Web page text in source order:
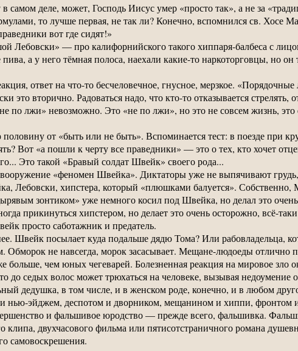
самом деле, может, Господь Иисус умер «просто так», а не за
то лучше первая, не так ли? Конечно, вспомнился св. Хосе
вот где сидят!»
— про калифорнийского такого хиппаря-балбеса с
а у него тёмная полоса, наехали какие-то наркоторговцы, но он
ответ на что-то бесчеловечное, гнусное, мерзкое.
вторично. Радоваться надо, что кто-то отказывается стрелять,
по лжи» невозможно. Это «не по лжи», но это не совсем жизнь, это
от «быть или не быть». Вспоминается тест: в поезде при
Вот «а пошли к черту все праведники» — это о тех, кто хочет
Это такой «Бравый солдат Швейк» своего рода...
«феномен Швейка». Диктаторы уже не выпячивают
Лебовски, хипстера, который «плюшками балуется». Собственно,
зонтиком» уже немного косил под Швейка, но делал это очень
прикинуться хипстером, но делает это очень осторожно, всё-
просто саботажник и предатель.
Швейк посылает куда подальше дядю Тома? Или рабовладельца,
не навсегда, морок засасывает. Мещане-людоеды отлично
чем юных чегеварей. Болезненная реакция на мировое зло
до седых волос может трюхаться на человеке, вызывая
дедушка, в том числе, и в женском роде, конечно, и в любом
нью-эйджем, деспотом и дворником, мещанином и хиппи, фронтом
и фальшивое юродство — прежде всего, фальшивка.
двухчасового фильма или пятисотстраничного романа
самовоскрешения.